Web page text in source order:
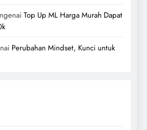
Top Up ML Harga Murah Dapat
Perubahan Mindset, Kunci untuk